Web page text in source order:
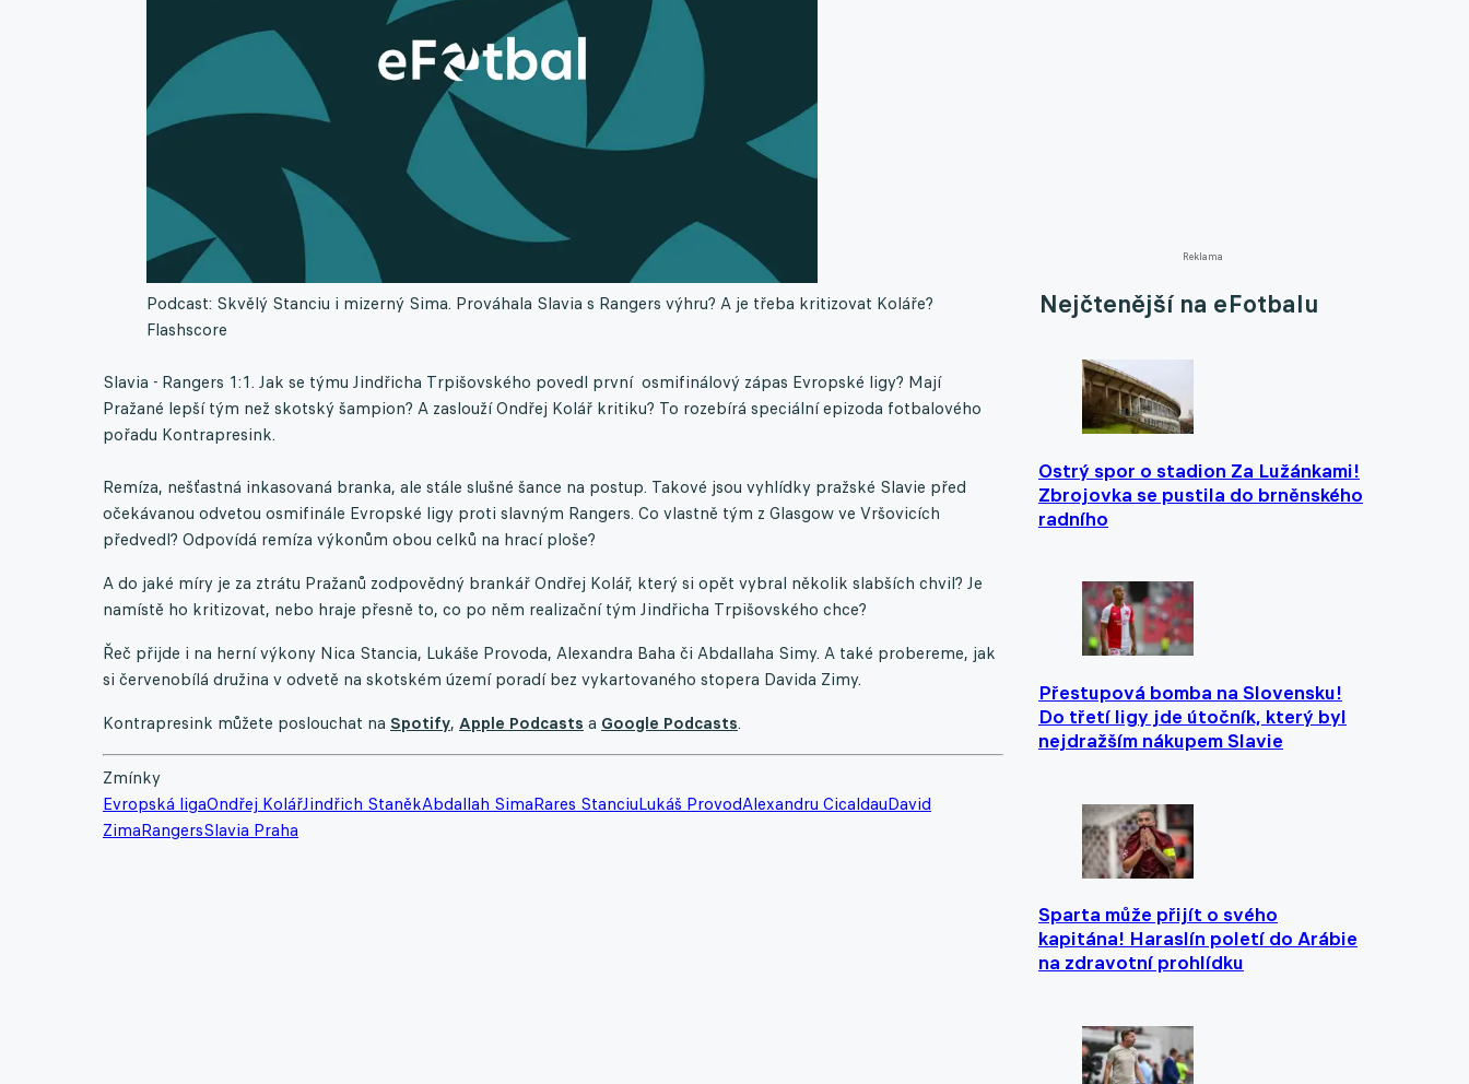
Reklama
Nejčtenější na eFotbalu
Ostrý spor o stadion Za Lužánkami!
Zbrojovka se pustila do brněnského
radního
Přestupová bomba na Slovensku!
Do třetí ligy jde útočník, který byl
nejdražším nákupem Slavie
Sparta může přijít o svého
kapitána! Haraslín poletí do Arábie
na zdravotní prohlídku
Podcast: Skvělý Stanciu i mizerný Sima. Prováhala Slavia s Rangers výhru? A je třeba kritizovat Koláře?
Flashscore
Slavia - Rangers 1:1. Jak se týmu Jindřicha Trpišovského povedl první osmifinálový zápas Evropské ligy? Mají
Pražané lepší tým než skotský šampion? A zaslouží Ondřej Kolář kritiku? To rozebírá speciální epizoda fotbalového
pořadu Kontrapresink.
Remíza, nešťastná inkasovaná branka, ale stále slušné šance na postup. Takové jsou vyhlídky pražské Slavie před
očekávanou odvetou osmifinále Evropské ligy proti slavným Rangers. Co vlastně tým z Glasgow ve Vršovicích
předvedl? Odpovídá remíza výkonům obou celků na hrací ploše?
A do jaké míry je za ztrátu Pražanů zodpovědný brankář Ondřej Kolář, který si opět vybral několik slabších chvil? Je
namístě ho kritizovat, nebo hraje přesně to, co po něm realizační tým Jindřicha Trpišovského chce?
Řeč přijde i na herní výkony Nica Stancia, Lukáše Provoda, Alexandra Baha či Abdallaha Simy. A také probereme, jak
si červenobílá družina v odvetě na skotském území poradí bez vykartovaného stopera Davida Zimy.
Kontrapresink můžete poslouchat na Spotify, Apple Podcasts a Google Podcasts.
Zmínky
Evropská ligaOndřej KolářJindřich StaněkAbdallah SimaRares StanciuLukáš ProvodAlexandru CicaldauDavid
ZimaRangersSlavia Praha